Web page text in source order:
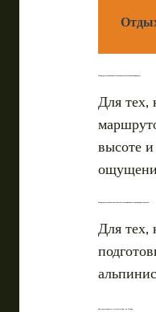
Маршруты для начинающих: знакомство с величием природы
Для тех,
высоте
Маршруты для опытных путешественников: вызов для профессионалов
Для тех,
Как подготовиться к путешествию на Памир